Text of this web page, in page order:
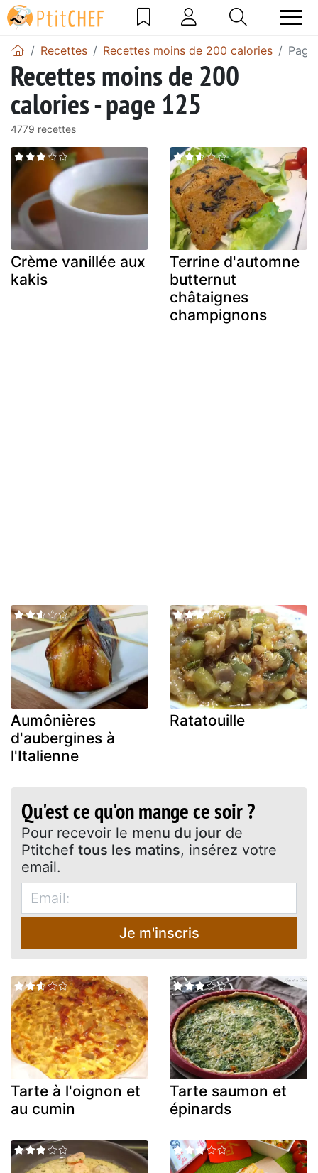
Recettes Recettes moins de 200 calories
Recettes moins de 200
calories - page 125
4779 recettes
Crème vanillée aux
kakis
Terrine d'automne
butternut
châtaignes
champignons
Aumônières
d'aubergines à
l'Italienne
Ratatouille
Qu'est ce qu'on mange ce soir ?
Pour recevoir le menu du jour de
Ptitchef tous les matins, insérez votre
email.
Je m'inscris
Tarte à l'oignon et
au cumin
Tarte saumon et
épinards